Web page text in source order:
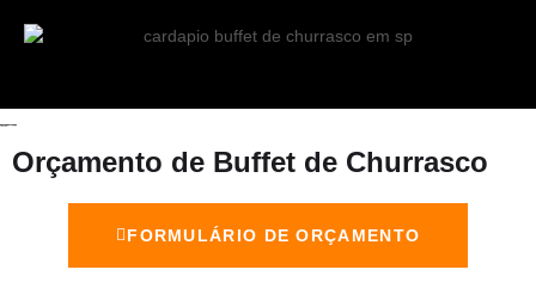
Orçamento de Buffet de Churrasco
FORMULÁRIO DE ORÇAMENTO